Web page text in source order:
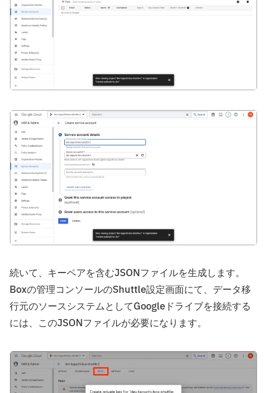
続いて、キーペアを含むJSONファイルを生成します。
Boxの管理コンソールのShuttle設定画面にて、データ移
行元のソースシステムとしてGoogleドライブを接続する
には、このJSONファイルが必要になります。